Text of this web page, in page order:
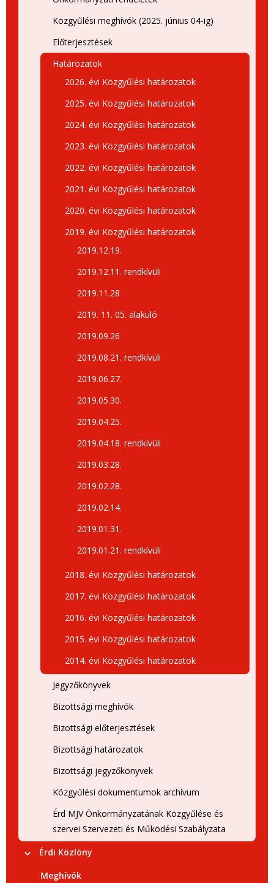
Közgyűlési meghívók (2025. június 04-ig)
Előterjesztések
Határozatok
2026. évi Közgyűlési határozatok
2025. évi Közgyűlési határozatok
2024. évi Közgyűlési határozatok
2023. évi Közgyűlési határozatok
2022. évi Közgyűlési határozatok
2021. évi Közgyűlési határozatok
2020. évi Közgyűlési határozatok
2019. évi Közgyűlési határozatok
2019.12.19.
2019.12.11. rendkívüli
2019.11.28
2019. 11. 05. alakuló
2019.09.26
2019.08.21. rendkívüli
2019.06.27.
2019.05.30.
2019.04.25.
2019.04.18. rendkívüli
2019.03.28.
2019.02.28.
2019.02.14.
2019.01.31.
2019.01.21. rendkívüli
2018. évi Közgyűlési határozatok
2017. évi Közgyűlési határozatok
2016. évi Közgyűlési határozatok
2015. évi Közgyűlési határozatok
2014. évi Közgyűlési határozatok
Jegyzőkönyvek
Bizottsági meghívók
Bizottsági előterjesztések
Bizottsági határozatok
Bizottsági jegyzőkönyvek
Közgyűlési dokumentumok archívum
Érd MJV Önkormányzatának Közgyűlése és
szervei Szervezeti és Működési Szabályzata
Érdi Közlöny
Meghívók